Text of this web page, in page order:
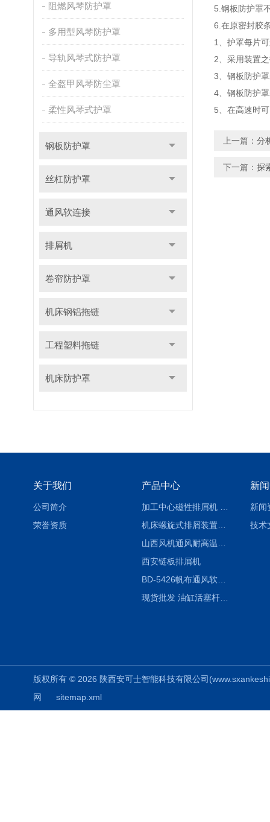
阻燃风琴防护罩
多用型风琴防护罩
导轨风琴式防护罩
全盔甲风琴防尘罩
柔性风琴式护罩
钢板防护罩
丝杠防护罩
通风软连接
排屑机
卷帘防护罩
机床钢铝拖链
工程塑料拖链
机床防护罩
5.钢板防护罩
6.在原密封胶
1、护罩每片
2、采用装置
3、钢板防护
4、钢板防护
5、在高速时
上一篇： 分
下一篇： 探
关于我们
公司简介
荣誉资质
产品中心
西安链板排屑机
BD-5426帆布通风软连接水泥布袋陕西生产厂家
现货批发 油缸活塞杆圆形保护套
新
新闻
技术
版权所有 © 2026 陕西安可士智能科技有限公司
网
sitemap.xml